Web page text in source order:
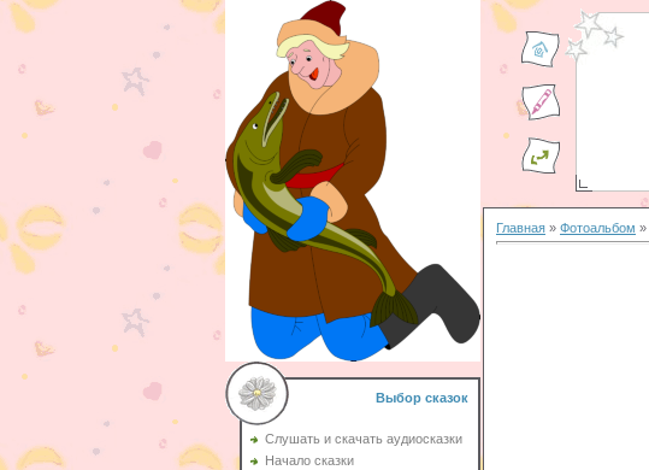
Выбор сказок
Слушать и скачать аудиосказки
Начало сказки
Главная » Фотоальбом »